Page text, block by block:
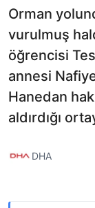
Orman
vurulmuş
öğrencisi
annesi
Hanedan
aldırdığı
DHA